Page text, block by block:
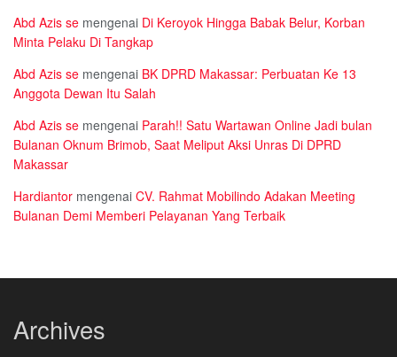
Abd Azis se mengenai Di Keroyok Hingga Babak Belur, Korban
Minta Pelaku Di Tangkap
Abd Azis se mengenai BK DPRD Makassar: Perbuatan Ke 13
Anggota Dewan Itu Salah
Abd Azis se mengenai Parah!! Satu Wartawan Online Jadi bulan
Bulanan Oknum Brimob, Saat Meliput Aksi Unras Di DPRD
Makassar
Hardiantor mengenai CV. Rahmat Mobilindo Adakan Meeting
Bulanan Demi Memberi Pelayanan Yang Terbaik
Archives